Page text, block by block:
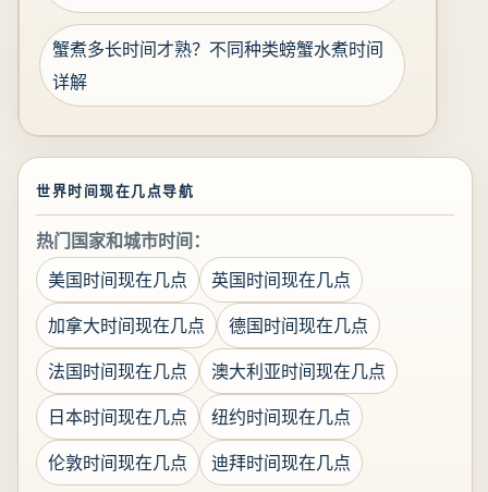
蟹煮多长时间才熟？不同种类螃蟹水煮时间
详解
世界时间现在几点导航
热门国家和城市时间：
美国时间现在几点
英国时间现在几点
加拿大时间现在几点
德国时间现在几点
法国时间现在几点
澳大利亚时间现在几点
日本时间现在几点
纽约时间现在几点
伦敦时间现在几点
迪拜时间现在几点